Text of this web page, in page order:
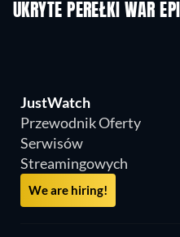
UKRYTE PEREŁKI WAR
JustWatch
Przewodnik Oferty
Serwisów
Streamingowych
We are hiring!